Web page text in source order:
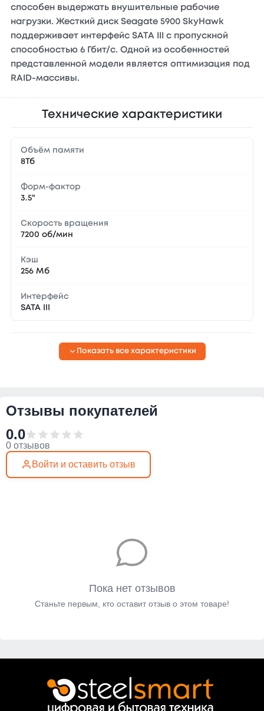
способен выдержать внушительные рабочие
нагрузки. Жесткий диск Seagate 5900 SkyHawk
поддерживает интерфейс SATA III с пропускной
способностью 6 Гбит/с. Одной из особенностей
представленной модели является оптимизация под
RAID-массивы.
Технические характеристики
Объём памяти
8Тб
Форм-фактор
3.5"
Скорость вращения
7200 об/мин
Кэш
256 Мб
Интерфейс
SATA III
Показать все характеристики
Отзывы покупателей
0.0
0 отзывов
Войти и оставить отзыв
Пока нет отзывов
Станьте первым, кто оставит отзыв о этом товаре!